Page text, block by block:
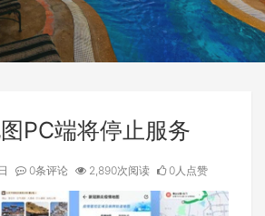
PC端将停止服务
0条评论 2,890次阅读 0人点赞